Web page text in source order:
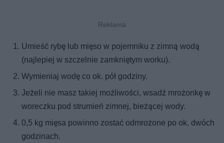
Umieść rybę lub mięso w pojemniku z zimną wodą
(najlepiej w szczelnie zamkniętym worku).
Wymieniaj wodę co ok. pół godziny.
Jeżeli nie masz takiej możliwości, wsadź mrożonkę w
woreczku pod strumień zimnej, bieżącej wody.
0,5 kg mięsa powinno zostać odmrożone po ok. dwóch
godzinach.